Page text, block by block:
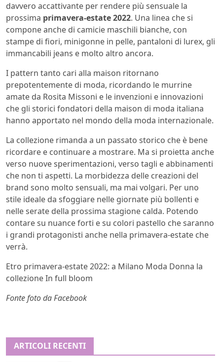
davvero accattivante per rendere più sensuale la
prossima primavera-estate 2022. Una linea che si
compone anche di camicie maschili bianche, con
stampe di fiori, minigonne in pelle, pantaloni di lurex, gli
immancabili jeans e molto altro ancora.
I pattern tanto cari alla maison ritornano
prepotentemente di moda, ricordando le murrine
amate da Rosita Missoni e le invenzioni e innovazioni
che gli storici fondatori della maison di moda italiana
hanno apportato nel mondo della moda internazionale.
La collezione rimanda a un passato storico che è bene
ricordare e continuare a mostrare. Ma si proietta anche
verso nuove sperimentazioni, verso tagli e abbinamenti
che non ti aspetti. La morbidezza delle creazioni del
brand sono molto sensuali, ma mai volgari. Per uno
stile ideale da sfoggiare nelle giornate più bollenti e
nelle serate della prossima stagione calda. Potendo
contare su nuance forti e su colori pastello che saranno
i grandi protagonisti anche nella primavera-estate che
verrà.
Etro primavera-estate 2022: a Milano Moda Donna la
collezione In full bloom
Fonte foto da Facebook
ARTICOLI RECENTI